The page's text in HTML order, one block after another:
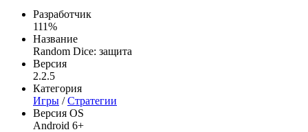
Разработчик
111%
Название
Random Dice: защита
Версия
2.2.5
Категория
Игры /Стратегии
Версия OS
Android 6+